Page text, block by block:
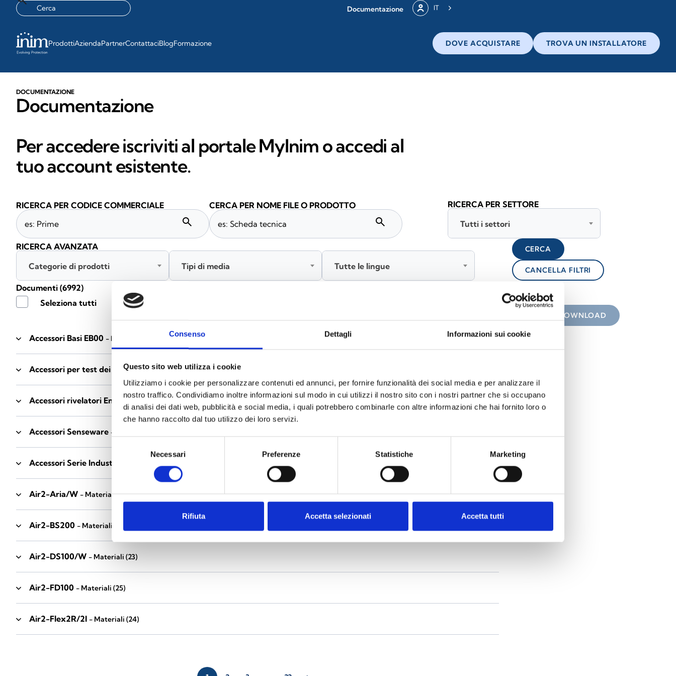
Consenso Dettagli Informazioni sui cookie
Questo sito web utilizza i cookie
Utilizziamo i cookie per personalizzare contenuti ed annunci, per fornire funzionalità dei social media e per analizzare il
nostro traffico. Condividiamo inoltre informazioni sul modo in cui utilizzi il nostro sito con i nostri partner che si occupano
di analisi dei dati web, pubblicità e social media, i quali potrebbero combinarle con altre informazioni che hai fornito loro o
che hanno raccolto dal tuo utilizzo dei loro servizi.
consenso
Necessari Preferenze Statistiche Marketing
Rifiuta Accetta selezionati Accetta tutti
Documentazione IT
ProdottiAziendaPartnerContattaciBlogFormazione DOVE ACQUISTARE TROVA UN INSTALLATORE
DOCUMENTAZIONE
Documentazione
Per accedere iscriviti al portale MyInim o accedi al
tuo account esistente.
Accessori Basi EB00 - Materiali
Accessori per test dei rivelatori - Materiali(6)
Accessori rivelatori Enea - Materiali(35)
Accessori Senseware - Materiali
Accessori Serie Industrial
Air2-Aria/W - Materiali(23)
Air2-BS200 - Materiali
Air2-DS100/W - Materiali (23)
Air2-FD100 - Materiali (25)
Air2-Flex2R/2I - Materiali (24)
Documenti (6992)
Seleziona tutti
DOWNLOAD
RICERCA PER CODICE COMMERCIALE
search
CERCA PER NOME FILE O PRODOTTO
search
RICERCA PER SETTORE
Tutti i settori
RICERCA AVANZATA
Categorie di prodotti
Tipi di media Tutte le lingue
CERCA
CANCELLA FILTRI